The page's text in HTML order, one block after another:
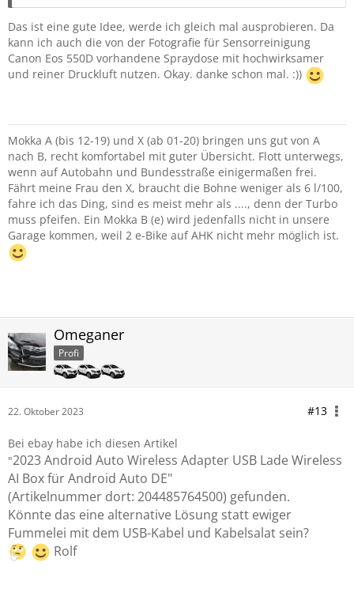
Das ist eine gute Idee, werde ich gleich mal ausprobieren. Da
kann ich auch die von der Fotografie für Sensorreinigung
Canon Eos 550D vorhandene Spraydose mit hochwirksamer
und reiner Druckluft nutzen. Okay. danke schon mal. :))
Mokka A (bis 12-19) und X (ab 01-20) bringen uns gut von A
nach B, recht komfortabel mit guter Übersicht. Flott unterwegs,
wenn auf Autobahn und Bundesstraße einigermaßen frei.
Fährt meine Frau den X, braucht die Bohne weniger als 6 l/100,
fahre ich das Ding, sind es meist mehr als ...., denn der Turbo
muss pfeifen. Ein Mokka B (e) wird jedenfalls nicht in unsere
Garage kommen, weil 2 e-Bike auf AHK nicht mehr möglich ist.
Omeganer
Profi
22. Oktober 2023 #13
Bei ebay habe ich diesen Artikel
"2023 Android Auto Wireless Adapter USB Lade Wireless
AI Box für Android Auto DE"
(Artikelnummer dort: 204485764500) gefunden.
Könnte das eine alternative Lösung statt ewiger
Fummelei mit dem USB-Kabel und Kabelsalat sein?
Rolf